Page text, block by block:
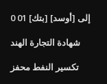
0 01 [بتك] إلى [أوسد]
شهادة التجارة الهند
تكسير النفط محفز